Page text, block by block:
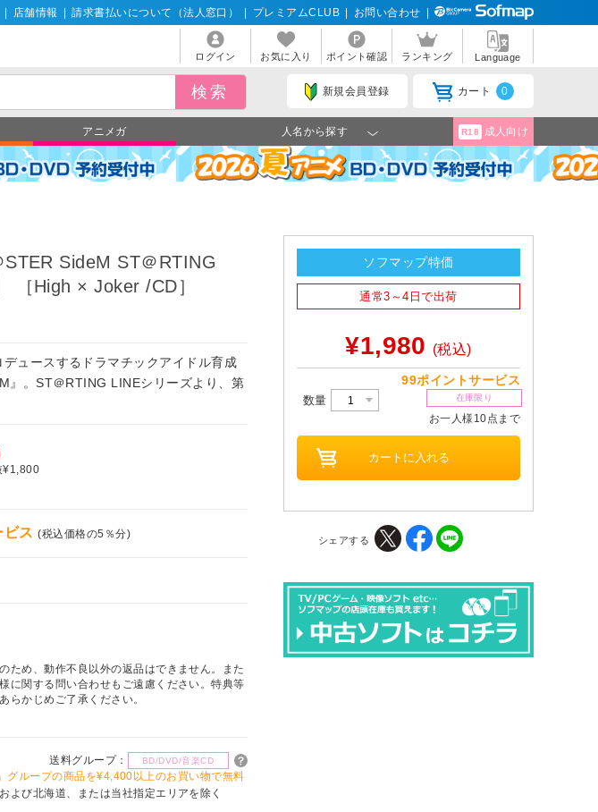
店舗情報 請求書払いについて（法人窓口） プレミアムCLUB お問い合わせ
ログイン お気に入り ポイント確認 ランキング Language
新規会員登録 カート 0
アニメガ 人名から探す R18 成人向け
SideM ST＠RTING
［High × Joker /CD］
ュースするドラマチックアイドル育成
』。ST＠RTING LINEシリーズより、第
¥1,800
ビス(税込価格の5％分)
ため、動作不良以外の返品はできません。また
に関する問い合わせもご遠慮ください。特典等
らかじめご了承ください。
送料グループ： BD/DVD/音楽CD
グループの商品を¥4,400以上のお買い物で無料
よび北海道、または当社指定エリアを除く
ソフマップ特価
通常3～4日で出荷
¥1,980 (税込)
99ポイントサービス
数量 在庫限り
お一人様10点まで
シェアする